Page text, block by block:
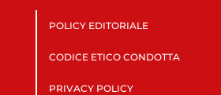
POLICY EDITORIALE
CODICE ETICO CONDOTTA
PRIVACY POLICY